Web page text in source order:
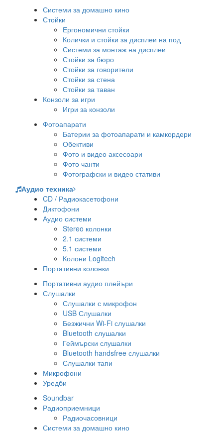
Системи за домашно кино
Стойки
Ергономични стойки
Колички и стойки за дисплеи на под
Системи за монтаж на дисплеи
Стойки за бюро
Стойки за говорители
Стойки за стена
Стойки за таван
Конзоли за игри
Игри за конзоли
Фотоапарати
Батерии за фотоапарати и камкордери
Обективи
Фото и видео аксесоари
Фото чанти
Фотографски и видео стативи
Аудио техника
CD / Радиокасетофони
Диктофони
Аудио системи
Stereo колонки
2.1 системи
5.1 системи
Колони Logitech
Портативни колонки
Портативни аудио плейъри
Слушалки
Слушалки с микрофон
USB Слушалки
Безжични Wi-Fi слушалки
Bluetooth слушалки
Геймърски слушалки
Bluetooth handsfree слушалки
Слушалки тапи
Микрофони
Уредби
Soundbar
Радиоприемници
Радиочасовници
Системи за домашно кино